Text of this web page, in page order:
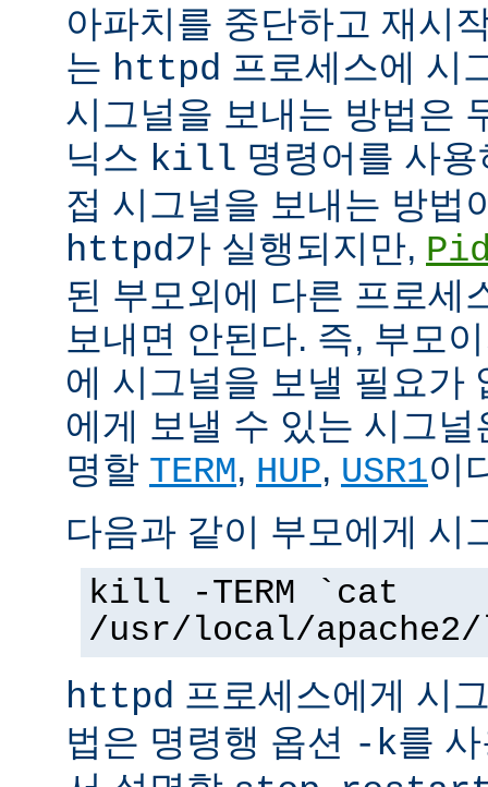
아파치를 중단하고 재시
는 httpd 프로세스에 시
시그널을 보내는 방법은
닉스 kill 명령어를 사
접 시그널을 보내는 방법
httpd가 실행되지만,
된 부모외에 다른 프로세
보내면 안된다. 즉, 부모
에 시그널을 보낼 필요가
에게 보낼 수 있는 시그
명할 TERM, HUP, USR1이
다음과 같이 부모에게 시
kill -TERM `cat
/usr/local/
httpd 프로세스에게 시
법은 명령행 옵션 -k를